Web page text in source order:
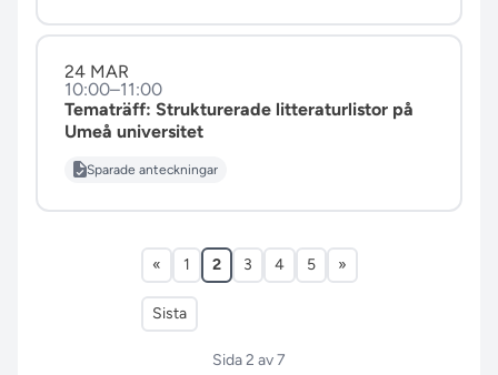
24 MAR
10:00–11:00
Tematräff: Strukturerade litteraturlistor på
Umeå universitet
Sparade anteckningar
Sida 2 av 7
« 1 2 3 4 5 »
Sista